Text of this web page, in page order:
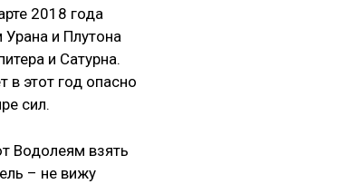
2018 года
Урана и Плутона
и Сатурна.
в этот год опасно
сил.
Водолеям взять
– не вижу